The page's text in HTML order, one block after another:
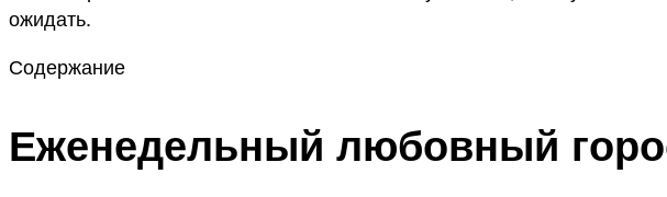
ожидать.
Содержание
Еженедельный любовный